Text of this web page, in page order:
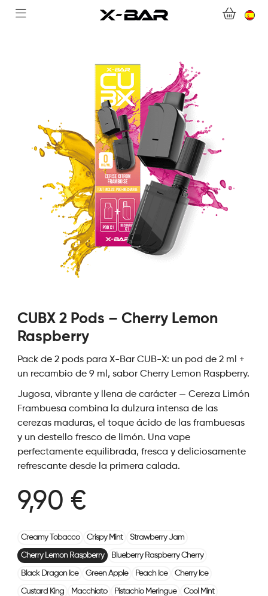
CONTACTA CON NOSOTROS
PREGUNTAS MÁS FRECUENTES
CONVIÉRTASE EN UN MAYORISTA DE X-BAR
MI CUENTA
CUBX 2 Pods – Cherry Lemon
Raspberry
Pack de 2 pods para X-Bar CUB-X: un pod de 2 ml +
un recambio de 9 ml, sabor Cherry Lemon Raspberry.
Jugosa, vibrante y llena de carácter — Cereza Limón
Frambuesa combina la dulzura intensa de las
cerezas maduras, el toque ácido de las frambuesas
y un destello fresco de limón. Una vape
perfectamente equilibrada, fresca y deliciosamente
refrescante desde la primera calada.
9,90 €
Creamy Tobacco Crispy Mint Strawberry Jam
Cherry Lemon Raspberry Blueberry Raspberry Cherry
Black Dragon Ice Green Apple Peach Ice Cherry Ice
Custard King Macchiato Pistachio Meringue Cool Mint